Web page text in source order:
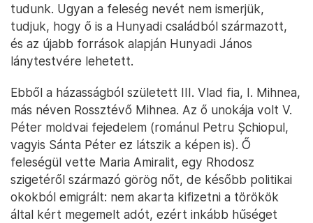
tudunk. Ugyan a feleség nevét nem ismerjük,
tudjuk, hogy ő is a Hunyadi családból származott,
és az újabb források alapján Hunyadi János
lánytestvére lehetett.
Ebből a házasságból született III. Vlad fia, I. Mihnea,
más néven Rossztévő Mihnea. Az ő unokája volt V.
Péter moldvai fejedelem (románul Petru Șchiopul,
vagyis Sánta Péter ez látszik a képen is). Ő
feleségül vette Maria Amiralit, egy Rhodosz
szigetéről származó görög nőt, de később politikai
okokból emigrált: nem akarta kifizetni a törökök
által kért megemelt adót, ezért inkább hűséget